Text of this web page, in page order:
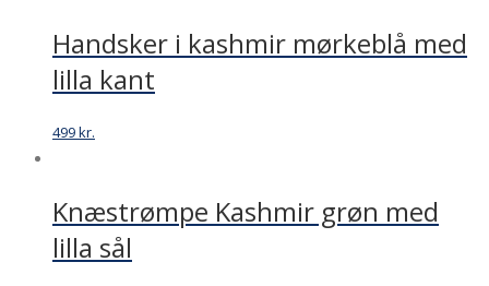
Handsker i kashmir mørkeblå med
lilla kant
499kr.
Knæstrømpe Kashmir grøn med
lilla sål